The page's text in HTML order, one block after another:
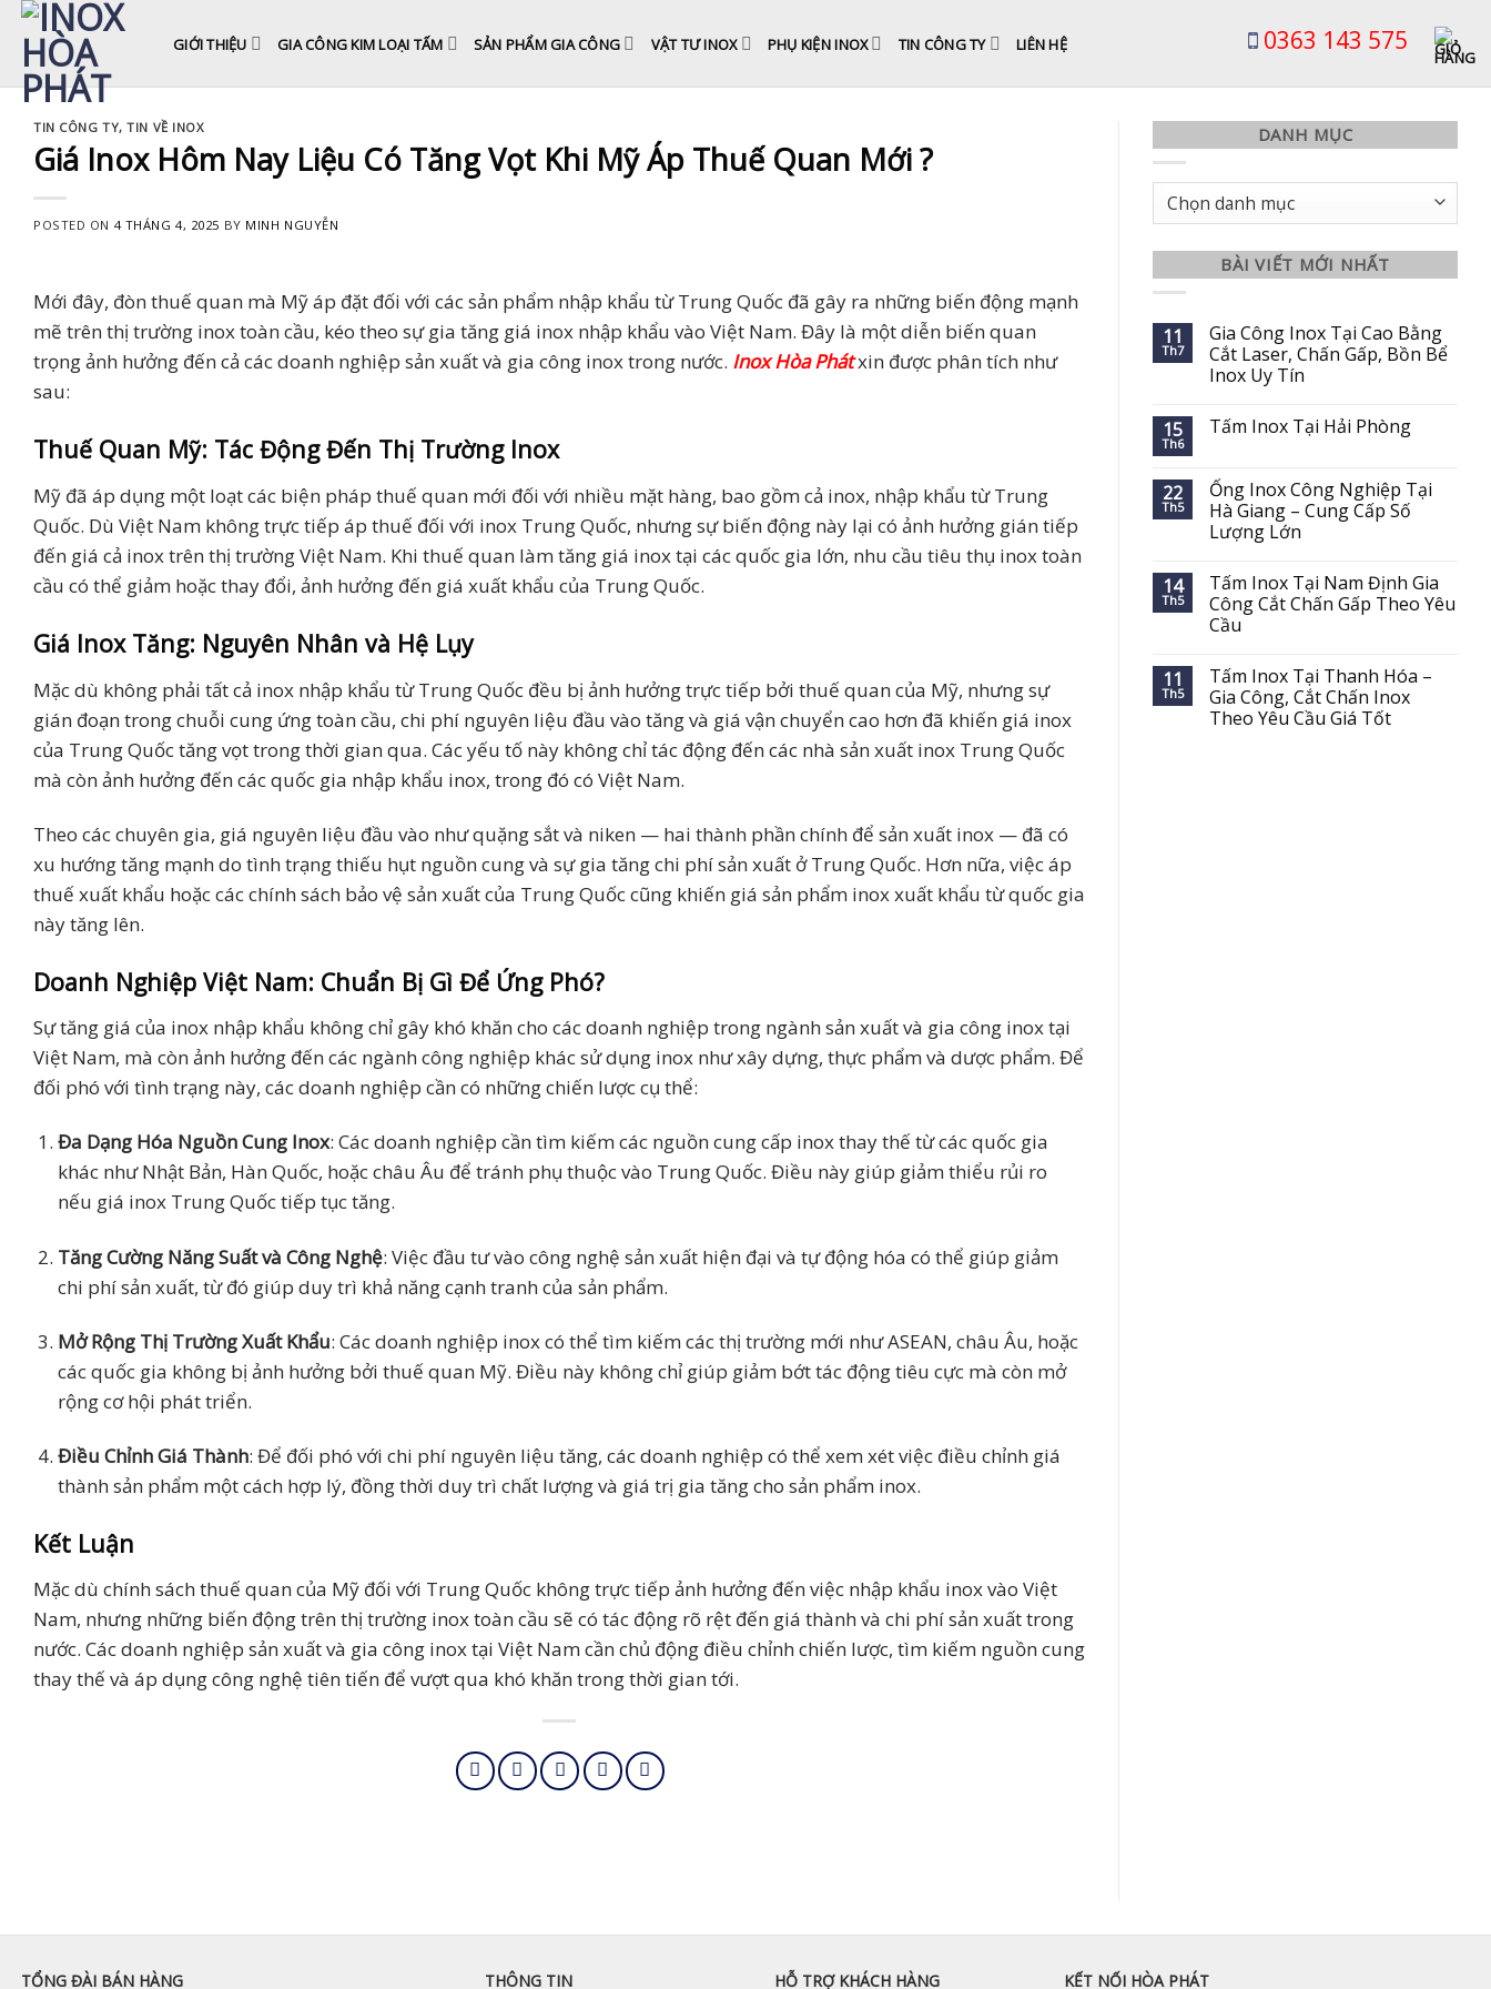
Skip
content
GIỚI THIỆU GIA CÔNG KIM LOẠI TẤM SẢN PHẨM GIA CÔNG VẬT TƯ INOX PHỤ KIỆN INOX TIN CÔNG TY LIÊN HỆ 0363 143 575
TIN CÔNG TY,TIN VỀ INOX
Giá Inox Hôm Nay Liệu Có Tăng Vọt Khi Mỹ Áp Thuế Quan Mới ?
POSTED ON 4 THÁNG 4, 2025 BY MINH NGUYỄN
Mới đây, đòn thuế quan mà Mỹ áp đặt đối với các sản phẩm nhập khẩu từ Trung Quốc đã gây ra những biến động mạnh
mẽ trên thị trường inox toàn cầu, kéo theo sự gia tăng giá inox nhập khẩu vào Việt Nam. Đây là một diễn biến quan
trọng ảnh hưởng đến cả các doanh nghiệp sản xuất và gia công inox trong nước. Inox Hòa Phátxin được phân tích như
sau:
Thuế Quan Mỹ: Tác Động Đến Thị Trường Inox
Mỹ đã áp dụng một loạt các biện pháp thuế quan mới đối với nhiều mặt hàng, bao gồm cả inox, nhập khẩu từ Trung
Quốc. Dù Việt Nam không trực tiếp áp thuế đối với inox Trung Quốc, nhưng sự biến động này lại có ảnh hưởng gián tiếp
đến giá cả inox trên thị trường Việt Nam. Khi thuế quan làm tăng giá inox tại các quốc gia lớn, nhu cầu tiêu thụ inox toàn
cầu có thể giảm hoặc thay đổi, ảnh hưởng đến giá xuất khẩu của Trung Quốc.
Giá Inox Tăng: Nguyên Nhân và Hệ Lụy
Mặc dù không phải tất cả inox nhập khẩu từ Trung Quốc đều bị ảnh hưởng trực tiếp bởi thuế quan của Mỹ, nhưng sự
gián đoạn trong chuỗi cung ứng toàn cầu, chi phí nguyên liệu đầu vào tăng và giá vận chuyển cao hơn đã khiến giá inox
của Trung Quốc tăng vọt trong thời gian qua. Các yếu tố này không chỉ tác động đến các nhà sản xuất inox Trung Quốc
mà còn ảnh hưởng đến các quốc gia nhập khẩu inox, trong đó có Việt Nam.
Theo các chuyên gia, giá nguyên liệu đầu vào như quặng sắt và niken — hai thành phần chính để sản xuất inox — đã có
xu hướng tăng mạnh do tình trạng thiếu hụt nguồn cung và sự gia tăng chi phí sản xuất ở Trung Quốc. Hơn nữa, việc áp
thuế xuất khẩu hoặc các chính sách bảo vệ sản xuất của Trung Quốc cũng khiến giá sản phẩm inox xuất khẩu từ quốc gia
này tăng lên.
Doanh Nghiệp Việt Nam: Chuẩn Bị Gì Để Ứng Phó?
Sự tăng giá của inox nhập khẩu không chỉ gây khó khăn cho các doanh nghiệp trong ngành sản xuất và gia công inox tại
Việt Nam, mà còn ảnh hưởng đến các ngành công nghiệp khác sử dụng inox như xây dựng, thực phẩm và dược phẩm. Để
đối phó với tình trạng này, các doanh nghiệp cần có những chiến lược cụ thể:
Đa Dạng Hóa Nguồn Cung Inox: Các doanh nghiệp cần tìm kiếm các nguồn cung cấp inox thay thế từ các quốc gia
khác như Nhật Bản, Hàn Quốc, hoặc châu Âu để tránh phụ thuộc vào Trung Quốc. Điều này giúp giảm thiểu rủi ro
nếu giá inox Trung Quốc tiếp tục tăng.
Tăng Cường Năng Suất và Công Nghệ: Việc đầu tư vào công nghệ sản xuất hiện đại và tự động hóa có thể giúp giảm
chi phí sản xuất, từ đó giúp duy trì khả năng cạnh tranh của sản phẩm.
Mở Rộng Thị Trường Xuất Khẩu: Các doanh nghiệp inox có thể tìm kiếm các thị trường mới như ASEAN, châu Âu, hoặc
các quốc gia không bị ảnh hưởng bởi thuế quan Mỹ. Điều này không chỉ giúp giảm bớt tác động tiêu cực mà còn mở
rộng cơ hội phát triển.
Điều Chỉnh Giá Thành: Để đối phó với chi phí nguyên liệu tăng, các doanh nghiệp có thể xem xét việc điều chỉnh giá
thành sản phẩm một cách hợp lý, đồng thời duy trì chất lượng và giá trị gia tăng cho sản phẩm inox.
Kết Luận
Mặc dù chính sách thuế quan của Mỹ đối với Trung Quốc không trực tiếp ảnh hưởng đến việc nhập khẩu inox vào Việt
Nam, nhưng những biến động trên thị trường inox toàn cầu sẽ có tác động rõ rệt đến giá thành và chi phí sản xuất trong
nước. Các doanh nghiệp sản xuất và gia công inox tại Việt Nam cần chủ động điều chỉnh chiến lược, tìm kiếm nguồn cung
thay thế và áp dụng công nghệ tiên tiến để vượt qua khó khăn trong thời gian tới.
DANH MỤC
Danh
mục
BÀI VIẾT MỚI NHẤT
11
Th7
Gia Công Inox Tại Cao Bằng
Cắt Laser, Chấn Gấp, Bồn Bể
Inox Uy Tín
15
Th6
Tấm Inox Tại Hải Phòng
22
Th5
Ống Inox Công Nghiệp Tại
Hà Giang – Cung Cấp Số
Lượng Lớn
14
Th5
Tấm Inox Tại Nam Định Gia
Công Cắt Chấn Gấp Theo Yêu
Cầu
11
Th5
Tấm Inox Tại Thanh Hóa –
Gia Công, Cắt Chấn Inox
Theo Yêu Cầu Giá Tốt
TỔNG ĐÀI BÁN HÀNG THÔNG TIN HỖ TRỢ KHÁCH HÀNG KẾT NỐI HÒA PHÁT